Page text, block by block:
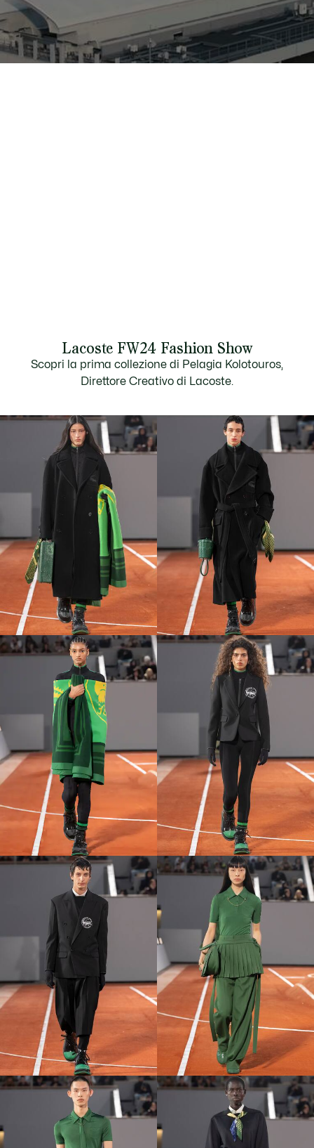
Lacoste FW24 Fashion Show
Scopri la prima collezione di Pelagia Kolotouros,
Direttore Creativo di Lacoste.